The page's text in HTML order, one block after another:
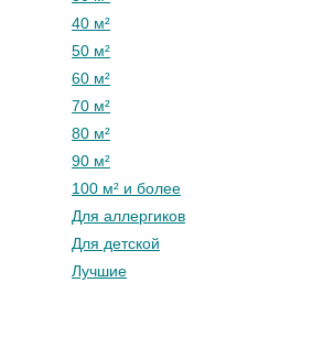
40 м²
50 м²
60 м²
70 м²
80 м²
90 м²
100 м² и более
Для аллергиков
Для детской
Лучшие